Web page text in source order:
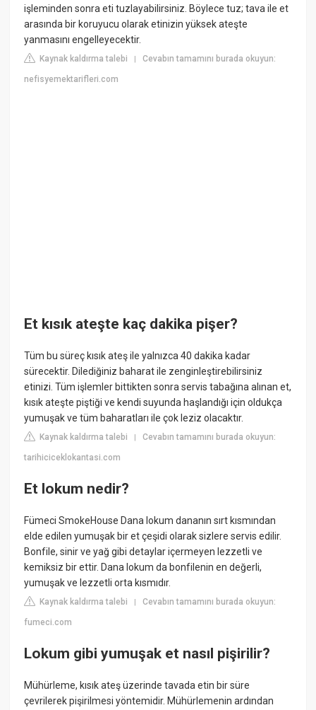
işleminden sonra eti tuzlayabilirsiniz. Böylece tuz; tava ile et
arasında bir koruyucu olarak etinizin yüksek ateşte
yanmasını engelleyecektir.
Kaynak kaldırma talebi |Cevabın tamamını burada okuyun:
nefisyemektarifleri.com
Et kısık ateşte kaç dakika pişer?
Tüm bu süreç kısık ateş ile yalnızca 40 dakika kadar
sürecektir. Dilediğiniz baharat ile zenginleştirebilirsiniz
etinizi. Tüm işlemler bittikten sonra servis tabağına alınan et,
kısık ateşte piştiği ve kendi suyunda haşlandığı için oldukça
yumuşak ve tüm baharatları ile çok leziz olacaktır.
Kaynak kaldırma talebi |Cevabın tamamını burada okuyun:
tarihiciceklokantasi.com
Et lokum nedir?
Fümeci SmokeHouse Dana lokum dananın sırt kısmından
elde edilen yumuşak bir et çeşidi olarak sizlere servis edilir.
Bonfile, sinir ve yağ gibi detaylar içermeyen lezzetli ve
kemiksiz bir ettir. Dana lokum da bonfilenin en değerli,
yumuşak ve lezzetli orta kısmıdır.
Kaynak kaldırma talebi |Cevabın tamamını burada okuyun:
fumeci.com
Lokum gibi yumuşak et nasıl pişirilir?
Mühürleme, kısık ateş üzerinde tavada etin bir süre
çevrilerek pişirilmesi yöntemidir. Mühürlemenin ardından